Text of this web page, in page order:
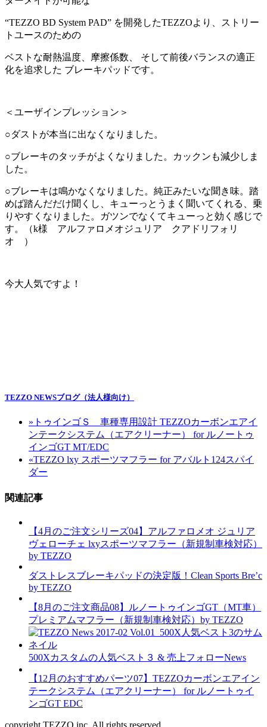
“TEZZO BD System PAD” を開発したTEZZOより、ストリー
トユースのための
ベストな耐熱温度、摩擦係数、 そして前後バランスの適正
化を追求した ブレーキパッドです。
＜ユーザインプレッション＞
○ダストが本当に出なくなりました。
○ブレーキのタッチがよくなりました。カックンも減少しま
した。
○ブレーキは鳴かなくなりました。純正みたいな聞き味。踏
めば踏んだだけ聞くし、キューっとうまく聞いてくれる、乗
りやすくなりました。ガツンでなくてキューっと効く感じで
す。（k様 アルファロメオジュリア クアドリフォリ
オ ）
今大人気ですよ！
TEZZO NEWSブログ（法人様向け）
» トゥインゴＳ 車種専用設計 TEZZOカーボンエアイ
ンテークシステム（エアクリーナー） for ルノートゥ
インゴGT MT/EDC
«TEZZO lxy スポーツマフラー for アバルト124スパイ
ダー
関連記事
【4月のご注文シリーズ04】アルファロメオ ジュリア
ヴェローチェ lxyスポーツマフラー（新規制車検対応）
by TEZZO
ダストレスブレーキパッドの決定版！Clean Sports Bre’c
by TEZZO
【8月のご注文商品08】ルノートゥインゴGT（MT車）
プレミアムマフラー（新規制車検対応）by TEZZO
500Xカスタムの人気ベスト３ & 売上フォローNews
【12月のおすすめパーツ07】TEZZOカーボンエアイン
テークシステム（エアクリーナー） for ルノートゥイ
ンゴGT EDC
copyright TEZZO inc. All rights reserved.